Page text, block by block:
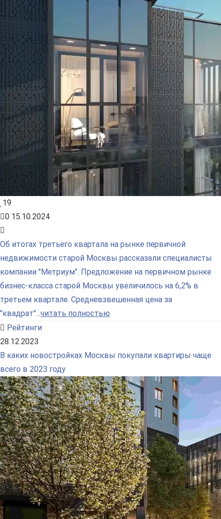
19
0 15.10.2024
Об итогах третьего квартала на рынке первичной
недвижимости старой Москвы рассказали специалисты
компании "Метриум". Предложение на первичном рынке
бизнес-класса старой Москвы увеличилось на 6,2% в
третьем квартале. Средневзвешенная цена за
"квадрат"...читать полностью
Рейтинги
28.12.2023
В каких новостройках Москвы покупали квартиры чаще
всего в 2023 году